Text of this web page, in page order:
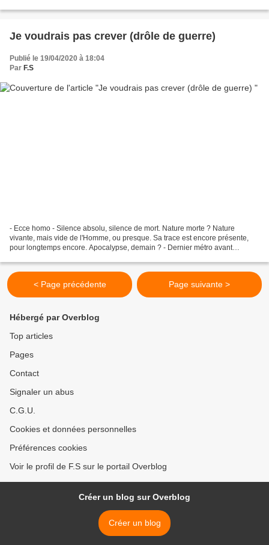
Je voudrais pas crever (drôle de guerre)
Publié le 19/04/2020 à 18:04
Par F.S
- Ecce homo - Silence absolu, silence de mort. Nature morte ? Nature
vivante, mais vide de l'Homme, ou presque. Sa trace est encore présente,
pour longtemps encore. Apocalypse, demain ? - Dernier métro avant
< Page précédente Page suivante >
Hébergé par Overblog
Top articles
Pages
Contact
Signaler un abus
C.G.U.
Cookies et données personnelles
Préférences cookies
Voir le profil de F.S sur le portail Overblog
Créer un blog sur Overblog
Créer un blog